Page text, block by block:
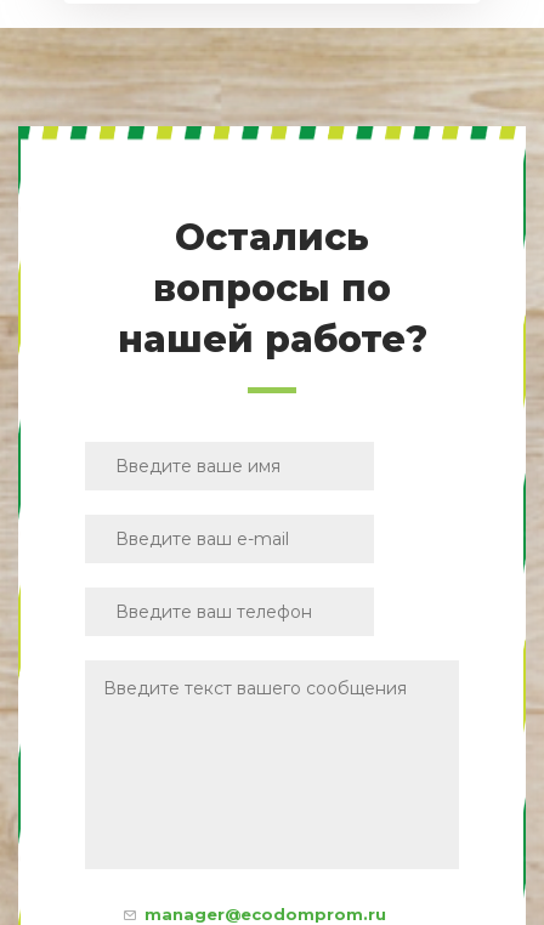
Остались
вопросы по
нашей работе?
manager@ecodomprom.ru